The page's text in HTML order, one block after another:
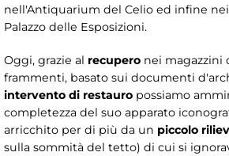
nell'Antiquarium del Celio ed infine
Palazzo delle Esposizioni.
Oggi, grazie al recupero nei
frammenti, basato sui documenti
intervento di restauro possiamo
completezza del suo apparato
arricchito per di più da un piccolo
sulla sommità del tetto) di cui si